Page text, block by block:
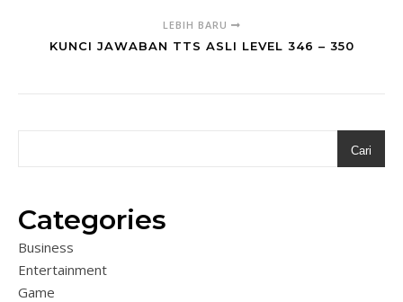
LEBIH BARU
KUNCI JAWABAN TTS ASLI LEVEL 346 – 350
Cari
Categories
Business
Entertainment
Game